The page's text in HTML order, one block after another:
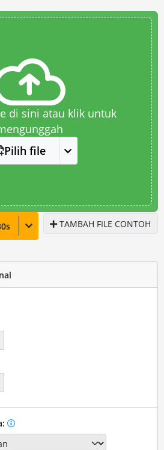
di sini atau klik untuk
Pilih file
s TAMBAH FILE CONTOH